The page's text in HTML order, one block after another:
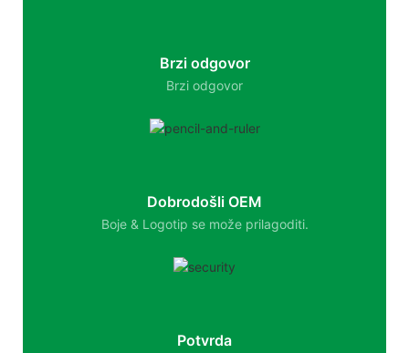
Brzi odgovor
Brzi odgovor
Dobrodošli OEM
Boje & Logotip se može prilagoditi.
Potvrda